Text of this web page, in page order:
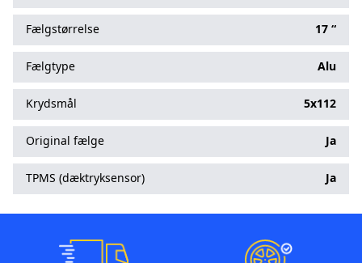
Fælgstørrelse 17 “
Fælgtype Alu
Krydsmål 5x112
Original fælge Ja
TPMS (dæktryksensor) Ja